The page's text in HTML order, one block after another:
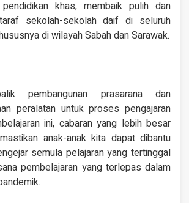
khas, membaik pulih dan
sekolah-sekolah daif di seluruh
di wilayah Sabah dan Sarawak.
pembangunan prasarana dan
peralatan untuk proses pengajaran
ini, cabaran yang lebih besar
anak-anak kita dapat dibantu
semula pelajaran yang tertinggal
pembelajaran yang terlepas dalam